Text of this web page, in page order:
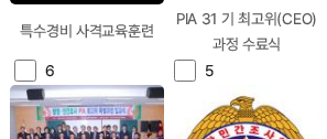
특수경비 사격교육훈련
PIA 31 기 최고위(CEO)
과정 수료식
6 5